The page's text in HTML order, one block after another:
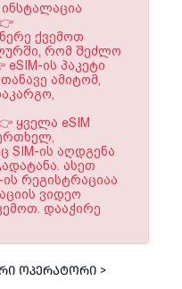
ინსტალაცია
ქვემოთ
რომ შეძლო
eSIM-ის პაკეტი
ამიტომ,
ყველა eSIM
SIM-ის აღდგენა
ასეთ
ის რეგისტრაციაა
ვიდეო
დააჭირე
ოპერატორი >